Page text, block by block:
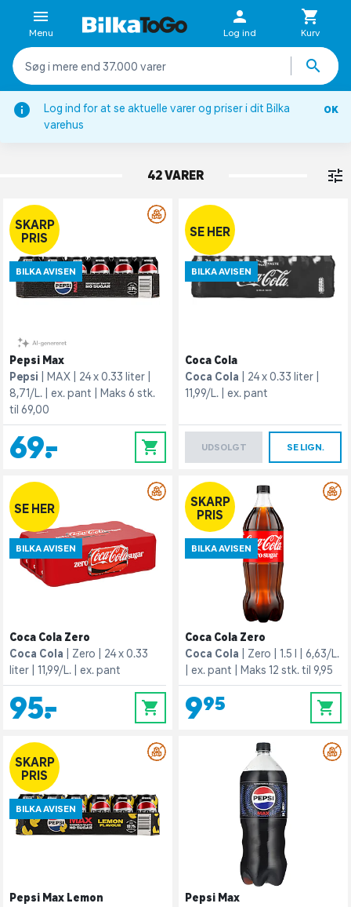
Log ind for at se aktuelle varer og priser i dit Bilka
varehus
OK
Menu Log ind Kurv
Sodavand
COLA
42 VARER
SKARP
PRIS
BILKA AVISEN
Pepsi Max
Pepsi
MAX
24 x 0.33 liter
8,71/L.
ex. pant
Maks 6 stk.
til 69,00
69,- 0
SE HER
BILKA AVISEN
Coca Cola
Coca Cola
24 x 0.33 liter
11,99/L.
ex. pant
UDSOLGT SE LIGN.
SE HER
BILKA AVISEN
Coca Cola Zero
Coca Cola
Zero
24 x 0.33
liter
11,99/L. ex. pant
95,- 0
SKARP
PRIS
BILKA AVISEN
Coca Cola Zero
Coca Cola
Zero 1.5 l
6,63/L.
ex. pant
Maks 12 stk. til 9,95
9,95 0
SKARP
PRIS
BILKA AVISEN
Pepsi Max Lemon
Pepsi Max